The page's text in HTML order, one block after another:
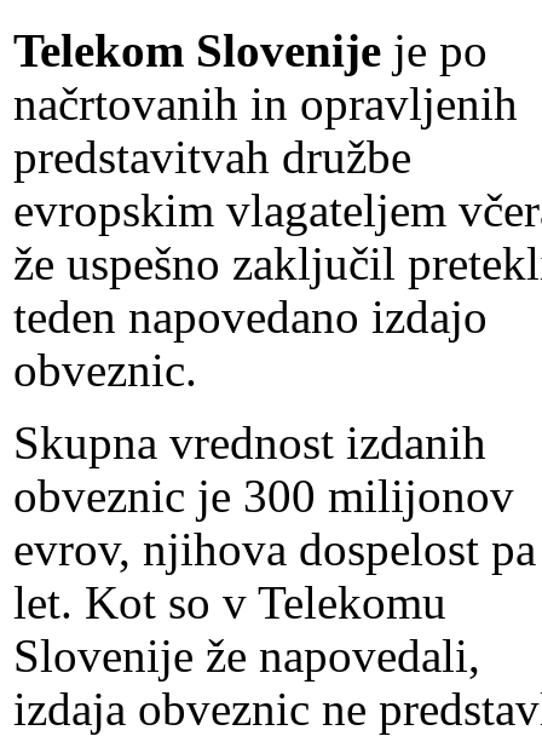
Telekom Slovenije je po
načrtovanih in opravljenih
predstavitvah družbe
evropskim vlagateljem
že uspešno zaključil
teden napovedano izdajo
obveznic.
Skupna vrednost izdanih
obveznic je 300 milijonov
evrov, njihova dospelost
let. Kot so v Telekomu
Slovenije že napovedali,
izdaja obveznic ne